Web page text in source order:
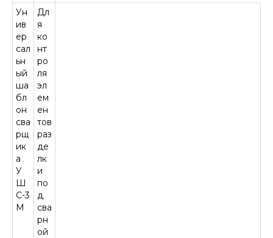
Ун
ив
ер
сал
ьн
ый
ша
бл
он
сва
рщ
ик
а
У
Ш
С-3
М
Дл
я
ко
нт
ро
ля
эл
ем
ен
тов
раз
де
лк
и
по
д
сва
рн
ой